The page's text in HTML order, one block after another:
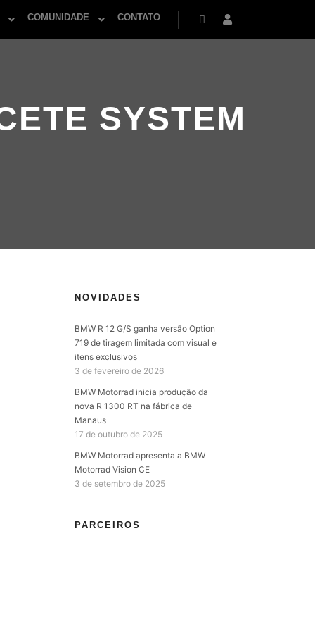
COMUNIDADE CONTATO
PesquisaMais informações
SYSTEM
NOVIDADES
BMW R 12 G/S ganha versão Option
719 de tiragem limitada com visual e
itens exclusivos
3 de fevereiro de 2026
BMW Motorrad inicia produção da
nova R 1300 RT na fábrica de
Manaus
17 de outubro de 2025
BMW Motorrad apresenta a BMW
Motorrad Vision CE
3 de setembro de 2025
PARCEIROS